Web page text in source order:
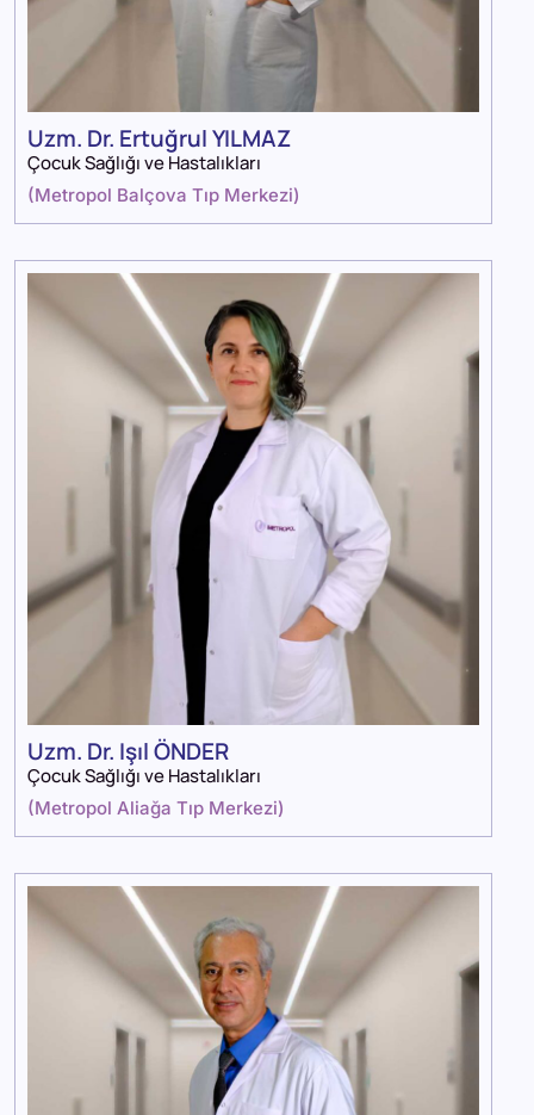
Uzm. Dr. Ertuğrul YILMAZ
Çocuk Sağlığı ve Hastalıkları
(Metropol Balçova Tıp Merkezi)
Uzm. Dr. Işıl ÖNDER
Çocuk Sağlığı ve Hastalıkları
(Metropol Aliağa Tıp Merkezi)